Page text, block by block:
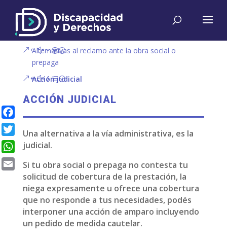
Alternativas al reclamo ante la obra social o
prepaga
Acción judicial
ACCIÓN JUDICIAL
Una alternativa a la vía administrativa, es la
judicial.
Si tu obra social o prepaga no contesta tu
solicitud de cobertura de la prestación, la
niega expresamente u ofrece una cobertura
que no responde a tus necesidades, podés
interponer una acción de amparo incluyendo
un pedido de medida cautelar.
Facebook
Twitter
WhatsApp